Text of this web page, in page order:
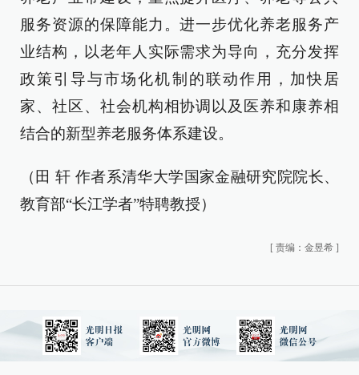
服务资源的保障能力。进一步优化养老服务产
业结构，以老年人实际需求为导向，充分发挥
政策引导与市场化机制的联动作用，加快居
家、社区、社会机构相协调以及医养和康养相
结合的新型养老服务体系建设。
（田 轩 作者系清华大学国家金融研究院院长、
教育部“长江学者”特聘教授）
[ 责编：金昱希 ]